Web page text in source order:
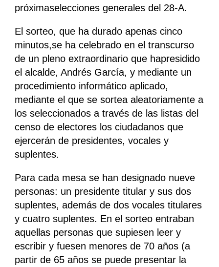
próximaselecciones generales del 28-A.
El sorteo, que ha durado apenas cinco
minutos,se ha celebrado en el transcurso
de un pleno extraordinario que hapresidido
el alcalde, Andrés García, y mediante un
procedimiento informático aplicado,
mediante el que se sortea aleatoriamente a
los seleccionados a través de las listas del
censo de electores los ciudadanos que
ejercerán de presidentes, vocales y
suplentes.
Para cada mesa se han designado nueve
personas: un presidente titular y sus dos
suplentes, además de dos vocales titulares
y cuatro suplentes. En el sorteo entraban
aquellas personas que supiesen leer y
escribir y fuesen menores de 70 años (a
partir de 65 años se puede presentar la